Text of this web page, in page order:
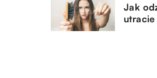
Jak
utracie